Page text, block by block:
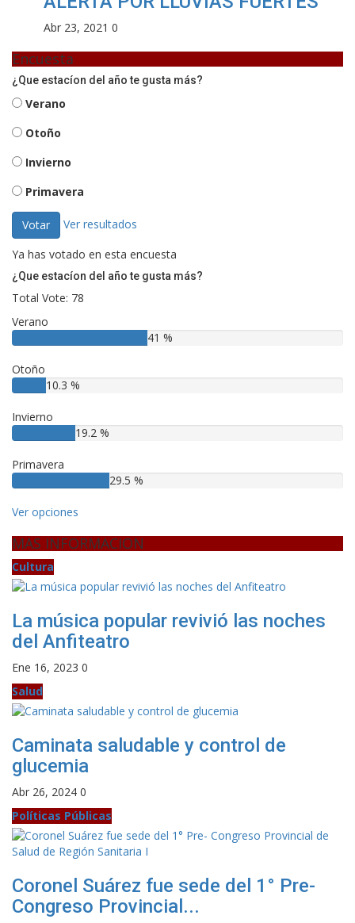
Abr 23, 2021 0
Encuesta
¿Que estacíon del año te gusta más?
Verano
Otoño
Invierno
Primavera
Votar Ver resultados
Ya has votado en esta encuesta
¿Que estacíon del año te gusta más?
Total Vote: 78
Verano
41 %
Otoño
10.3 %
Invierno
19.2 %
Primavera
29.5 %
Ver opciones
MAS INFORMACION
Cultura
La música popular revivió las noches
del Anfiteatro
Ene 16, 2023 0
Salud
Caminata saludable y control de
glucemia
Abr 26, 2024 0
Políticas Públicas
Coronel Suárez fue sede del 1° Pre-
Congreso Provincial...